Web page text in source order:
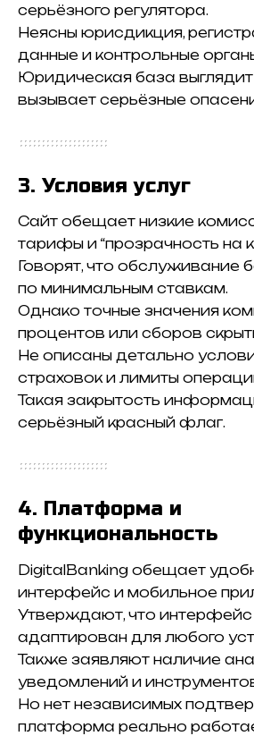
серьёзного регулятора.
Неясны юрисдикция,
данные и контрольные
Юридическая база
вызывает серьёзные
3. Условия услуг
Сайт обещает низкие
тарифы и “прозрачность на
Говорят, что обслуживание
по минимальным ставкам.
Однако точные значения
процентов или сборов
Не описаны детально
страховок и лимиты
Такая закрытость
серьёзный красный флаг.
4. Платформа и
функциональность
DigitalBanking обещает
интерфейс и мобильное
Утверждают, что интерфейс
адаптирован для любого
Также заявляют наличие
уведомлений и
Но нет независимых
платформа реально